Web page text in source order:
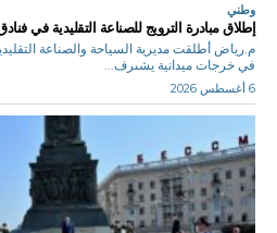
وطني
إطلاق مبادرة الترويج للصناعة التقليدية في
م.رياض أطلقت مديرية السياحة والصناعة
في خرجات ميدانية يشىرف...
6 أغسطس 2026